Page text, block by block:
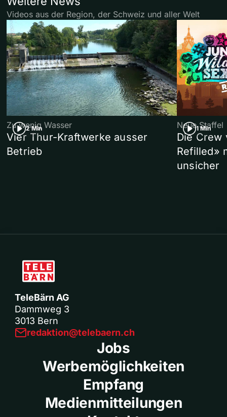
Videos aus der Region, der Schweiz und aller Welt
2 Min
Zu wenig Wasser
Vier Thur-Kraftwerke ausser
Betrieb
1 Min
Neue Staffel
Die Crew
Refilled»
unsicher
TeleBärn AG
Dammweg 3
3013 Bern
redaktion@telebaern.ch
Jobs
Werbemöglichkeiten
Empfang
Medienmitteilungen